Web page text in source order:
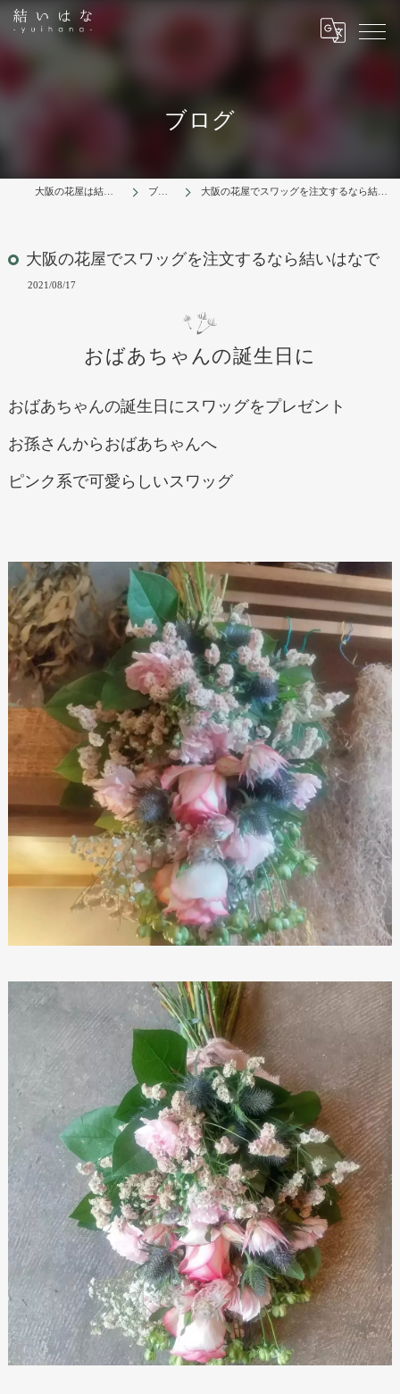
ブログ
大阪の花屋は結いはな ブログ 大阪の花屋でスワッグを注文するなら結いはなで
大阪の花屋でスワッグを注文するなら結いはなで
2021/08/17
おばあちゃんの誕生日に
おばあちゃんの誕生日にスワッグをプレゼント
お孫さんからおばあちゃんへ
ピンク系で可愛らしいスワッグ